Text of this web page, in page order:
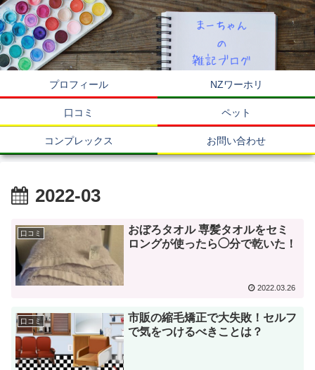
プロフィール NZワーホリ
口コミ ペット
コンプレックス お問い合わせ
2022-03
口コミ
おぼろタオル 専髪タオルをセミ
ロングが使ったら◯分で乾いた！
2022.03.26
口コミ
市販の縮毛矯正で大失敗！セルフ
で気をつけるべきことは？